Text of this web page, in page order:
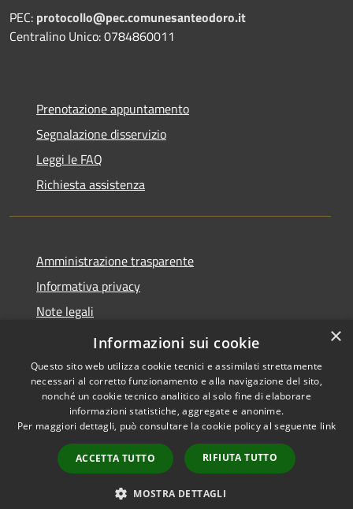
PEC: protocollo@pec.comunesanteodoro.it
Centralino Unico: 0784860011
Prenotazione appuntamento
Segnalazione disservizio
Leggi le FAQ
Richiesta assistenza
Amministrazione trasparente
Informativa privacy
Note legali
Dichiarazione di accessibilità
Accessibilità
Copyright © 2026 • Comune di
San Teodoro • Powered by
Municipium•
Accesso
redazione
×
Informazioni sui cookie
Questo sito web utilizza cookie tecnici e assimilati strettamente
necessari al corretto funzionamento e alla navigazione del sito,
nonché un cookie tecnico analitico al solo fine di elaborare
informazioni statistiche, aggregate e anonime.
Per maggiori dettagli, può consultare la cookie policy al seguente link
ACCETTA TUTTO RIFIUTA TUTTO
MOSTRA DETTAGLI